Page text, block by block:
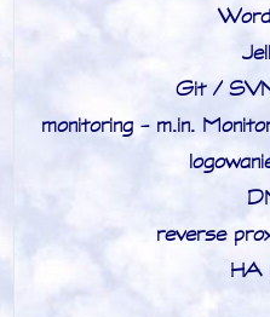
Git /
monitoring - m.in.
reverse
HA